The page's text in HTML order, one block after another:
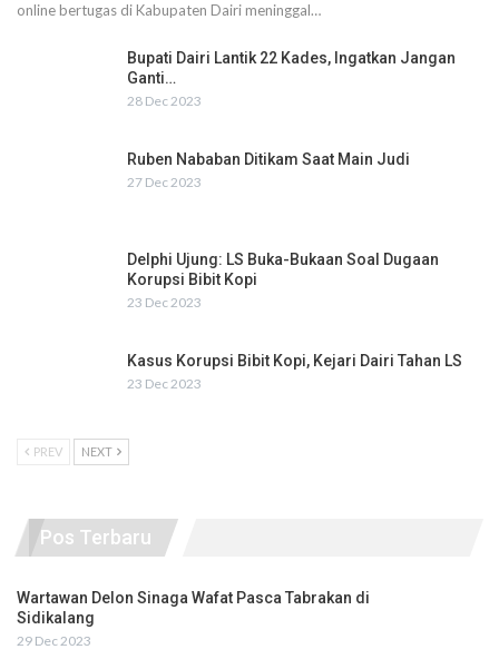
online bertugas di Kabupaten Dairi meninggal…
Bupati Dairi Lantik 22 Kades, Ingatkan Jangan
Ganti…
28 Dec 2023
Ruben Nababan Ditikam Saat Main Judi
27 Dec 2023
Delphi Ujung: LS Buka-Bukaan Soal Dugaan
Korupsi Bibit Kopi
23 Dec 2023
Kasus Korupsi Bibit Kopi, Kejari Dairi Tahan LS
23 Dec 2023
PREV NEXT
Pos Terbaru
Wartawan Delon Sinaga Wafat Pasca Tabrakan di
Sidikalang
29 Dec 2023